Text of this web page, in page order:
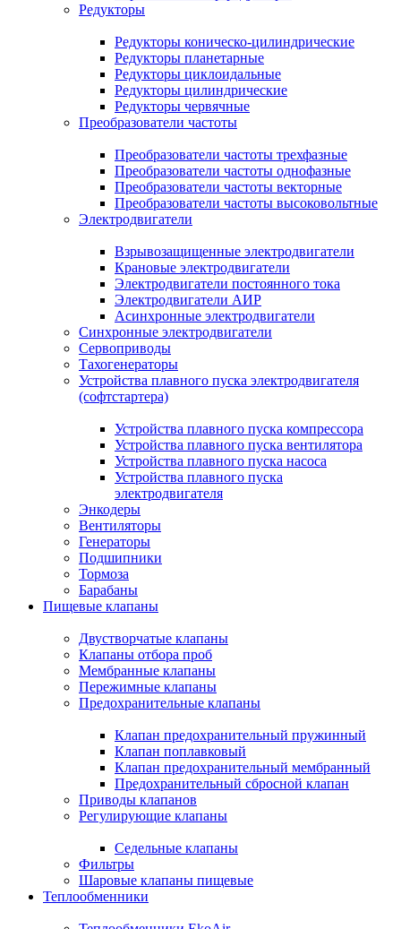
Редукторы
Редукторы коническо-цилиндрические
Редукторы планетарные
Редукторы циклоидальные
Редукторы цилиндрические
Редукторы червячные
Преобразователи частоты
Преобразователи частоты трехфазные
Преобразователи частоты однофазные
Преобразователи частоты векторные
Преобразователи частоты высоковольтные
Электродвигатели
Взрывозащищенные электродвигатели
Крановые электродвигатели
Электродвигатели постоянного тока
Электродвигатели АИР
Асинхронные электродвигатели
Синхронные электродвигатели
Сервоприводы
Тахогенераторы
Устройства плавного пуска электродвигателя
(софтстартера)
Устройства плавного пуска компрессора
Устройства плавного пуска вентилятора
Устройства плавного пуска насоса
Устройства плавного пуска
электродвигателя
Энкодеры
Вентиляторы
Генераторы
Подшипники
Тормоза
Барабаны
Пищевые клапаны
Двустворчатые клапаны
Клапаны отбора проб
Мембранные клапаны
Пережимные клапаны
Предохранительные клапаны
Клапан предохранительный пружинный
Клапан поплавковый
Клапан предохранительный мембранный
Предохранительный сбросной клапан
Приводы клапанов
Регулирующие клапаны
Седельные клапаны
Фильтры
Шаровые клапаны пищевые
Теплообменники